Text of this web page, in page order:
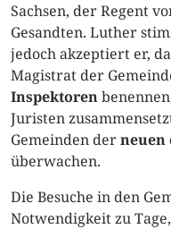
Sachsen, der Regent
Gesandten. Luther
jedoch akzeptiert er,
Magistrat der
Inspektoren
Juristen
Gemeinden derneuen
überwachen.
Die Besuche in den
Notwendigkeit zu